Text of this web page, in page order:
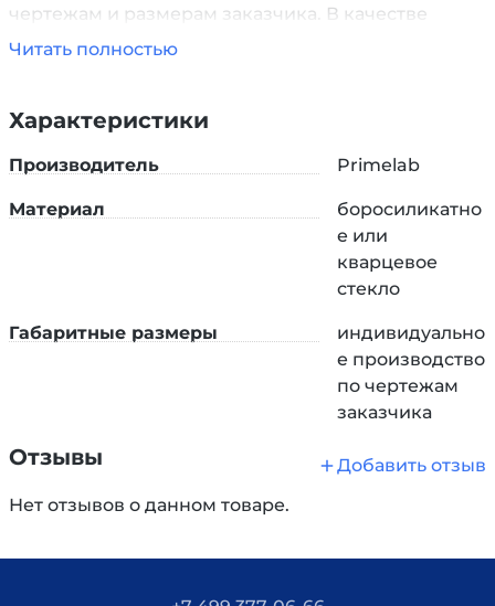
чертежам и размерам заказчика. В качестве
сырья может быть использовано кварцевое или
Читать полностью
Характеристики
Производитель Primelab
Материал
боросиликатно
е или
кварцевое
стекло
Габаритные размеры
индивидуально
е производство
по чертежам
заказчика
Отзывы
Добавить отзыв
Нет отзывов о данном товаре.